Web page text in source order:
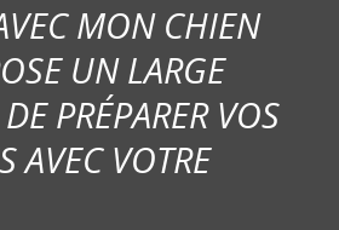
MON CHIEN
UN LARGE
PRÉPARER VOS
AVEC VOTRE